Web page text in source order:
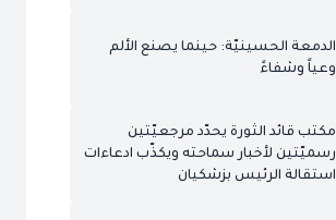
الدمعة الحسينيّة: حينما يصنع الألم
وعياً وشفاءً
مكتب قائد الثورة يحدّد مرجعيّتين
رسميّتين لأخبار سماحته ويكذّب ادعاءات
استقالة الرئيس بزشكيان